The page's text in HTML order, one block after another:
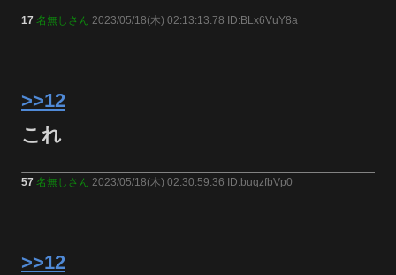
17 名無しさん 2023/05/18(木) 02:13:13.78 ID:BLx6VuY8a
>>12
これ
57 名無しさん 2023/05/18(木) 02:30:59.36 ID:buqzfbVp0
>>12